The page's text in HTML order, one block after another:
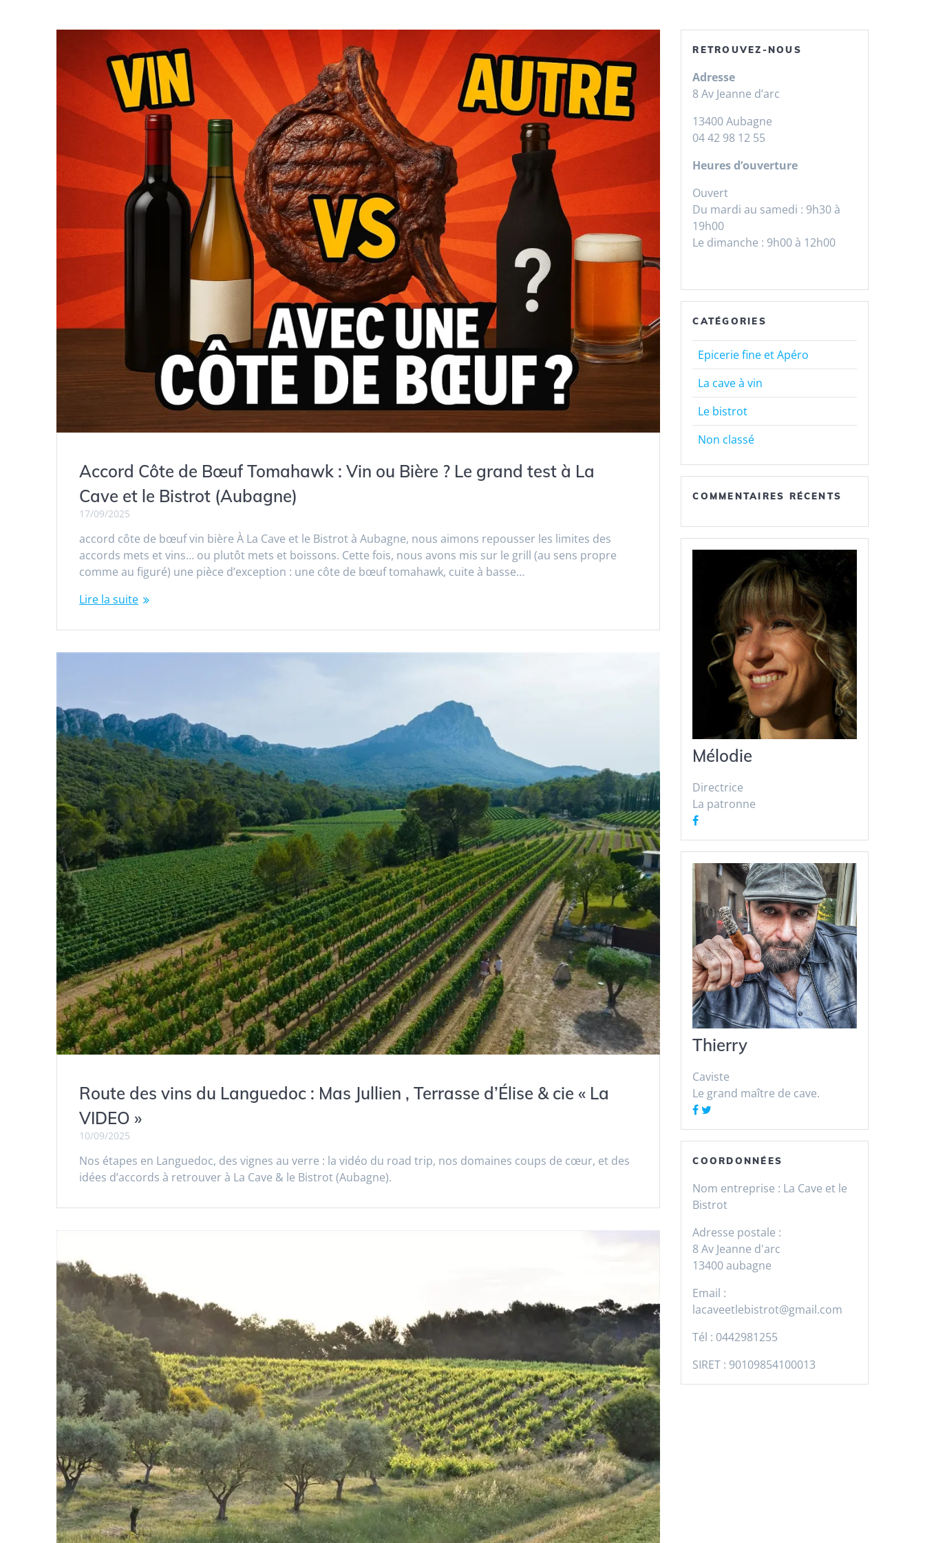
Accord Côte de Bœuf Tomahawk : Vin ou Bière ? Le grand test à La
Cave et le Bistrot (Aubagne)
17/09/2025
accord côte de bœuf vin bière À La Cave et le Bistrot à Aubagne, nous aimons repousser les limites des
accords mets et vins… ou plutôt mets et boissons. Cette fois, nous avons mis sur le grill (au sens propre
comme au figuré) une pièce d’exception : une côte de bœuf tomahawk, cuite à basse…
Lire la suite
Route des vins du Languedoc : Mas Jullien , Terrasse d’Élise & cie « La
VIDEO »
10/09/2025
Nos étapes en Languedoc, des vignes au verre : la vidéo du road trip, nos domaines coups de cœur, et des
idées d’accords à retrouver à La Cave & le Bistrot (Aubagne).
RETROUVEZ-NOUS
Adresse
8 Av Jeanne d’arc
13400 Aubagne
04 42 98 12 55
Heures d’ouverture
Ouvert
Du mardi au samedi : 9h30 à
19h00
Le dimanche : 9h00 à 12h00
CATÉGORIES
Epicerie fine et Apéro
La cave à vin
Le bistrot
Non classé
COMMENTAIRES RÉCENTS
Mélodie
Directrice
La patronne
Thierry
Caviste
Le grand maître de cave.
COORDONNÉES
Nom entreprise : La Cave et le
Bistrot
Adresse postale :
8 Av Jeanne d'arc
13400 aubagne
Email :
lacaveetlebistrot@gmail.com
Tél : 0442981255
SIRET : 90109854100013